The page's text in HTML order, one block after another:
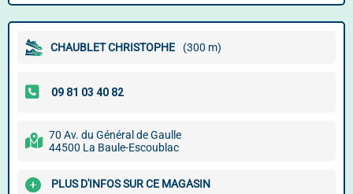
CHAUBLET CHRISTOPHE (300 m)
70 Av. du Général de Gaulle
44500 La Baule-Escoublac
PLUS D'INFOS SUR CE MAGASIN